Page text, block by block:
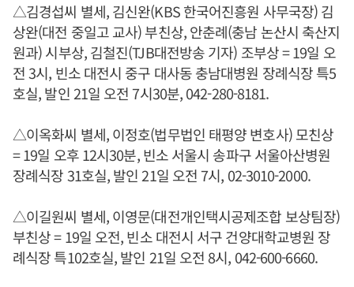
△김경섭씨 별세, 김신완(KBS 한국어진흥원 사무국장) 김
상완(대전 중일고 교사) 부친상, 안춘례(충남 논산시 축산지
원과) 시부상, 김철진(TJB대전방송 기자) 조부상 = 19일 오
전 3시, 빈소 대전시 중구 대사동 충남대병원 장례식장 특5
호실, 발인 21일 오전 7시30분, 042-280-8181.
△이옥화씨 별세, 이정호(법무법인 태평양 변호사) 모친상
= 19일 오후 12시30분, 빈소 서울시 송파구 서울아산병원
장례식장 31호실, 발인 21일 오전 7시, 02-3010-2000.
△이길원씨 별세, 이영문(대전개인택시공제조합 보상팀장)
부친상 = 19일 오전, 빈소 대전시 서구 건양대학교병원 장
례식장 특102호실, 발인 21일 오전 8시, 042-600-6660.